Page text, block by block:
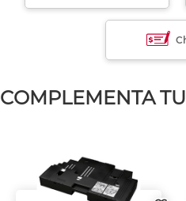
COMPLEMENTA